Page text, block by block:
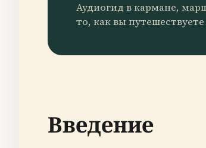
Аудиогид в кармане,
то, как вы
Введение